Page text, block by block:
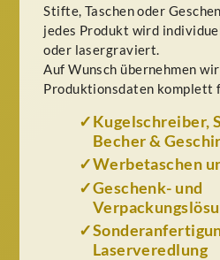
Stifte, Taschen oder
jedes Produkt wird
oder lasergraviert.
Auf Wunsch übernehmen
Produktionsdaten komplett
Kugelschreiber,
Becher &
Werbetaschen
Geschenk- und
Laserveredlung